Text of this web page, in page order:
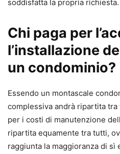
soddisfatta la propria richiesta.
Chi paga per
l’installazione
un condominio?
Essendo un montascale
complessiva andrà ripartita
per i costi di manutenzione
ripartita equamente tra tutti,
raggiunta la maggioranza di